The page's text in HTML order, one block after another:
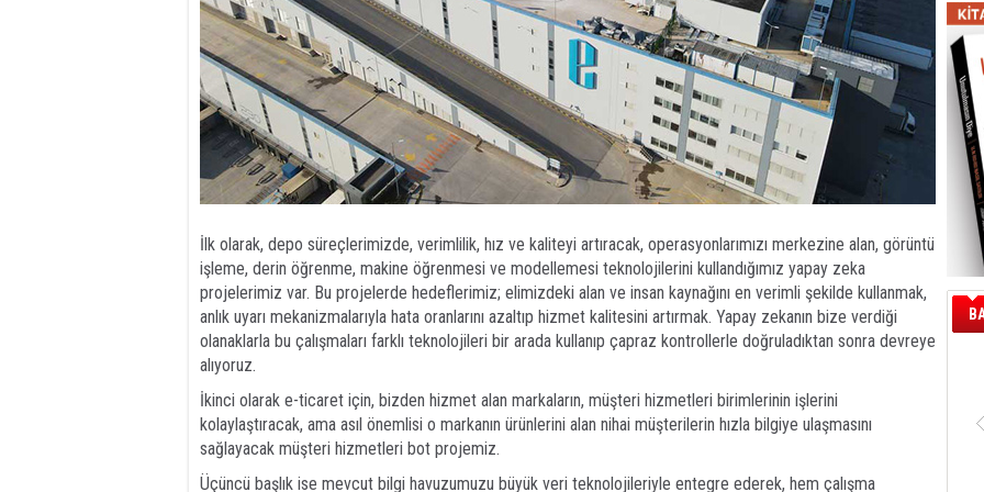
İlk olarak, depo süreçlerimizde, verimlilik, hız ve kaliteyi artıracak, operasyonlarımızı merkezine alan, görüntü
işleme, derin öğrenme, makine öğrenmesi ve modellemesi teknolojilerini kullandığımız yapay zeka
projelerimiz var. Bu projelerde hedeflerimiz; elimizdeki alan ve insan kaynağını en verimli şekilde kullanmak,
anlık uyarı mekanizmalarıyla hata oranlarını azaltıp hizmet kalitesini artırmak. Yapay zekanın bize verdiği
olanaklarla bu çalışmaları farklı teknolojileri bir arada kullanıp çapraz kontrollerle doğruladıktan sonra devreye
alıyoruz.
İkinci olarak e-ticaret için, bizden hizmet alan markaların, müşteri hizmetleri birimlerinin işlerini
kolaylaştıracak, ama asıl önemlisi o markanın ürünlerini alan nihai müşterilerin hızla bilgiye ulaşmasını
sağlayacak müşteri hizmetleri bot projemiz.
Üçüncü başlık ise mevcut bilgi havuzumuzu büyük veri teknolojileriyle entegre ederek, hem çalışma